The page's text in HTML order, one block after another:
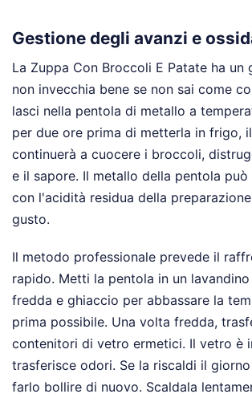
Gestione degli avanzi e
La Zuppa Con Broccoli E Patate ha
non invecchia bene se non sai come
lasci nella pentola di metallo a
per due ore prima di metterla in frigo,
continuerà a cuocere i broccoli,
e il sapore. Il metallo della pentola può
con l'acidità residua della
gusto.
Il metodo professionale prevede il
rapido. Metti la pentola in un
fredda e ghiaccio per abbassare la
prima possibile. Una volta fredda,
contenitori di vetro ermetici. Il vetro è
trasferisce odori. Se la riscaldi il
farlo bollire di nuovo. Scaldala